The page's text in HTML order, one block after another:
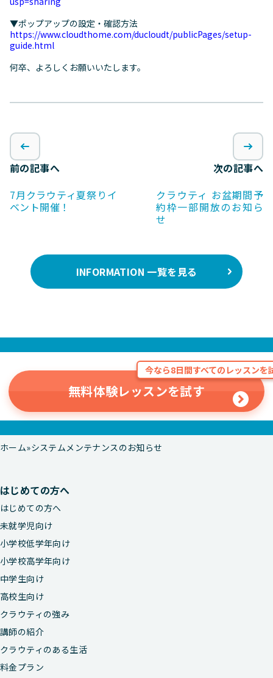
▼ポップアップの設定・確認方法
https://www.cloudthome.com/ducloudt/publicPages/setup-
guide.html
何卒、よろしくお願いいたします。
前の記事へ
7月クラウティ夏祭りイ
ベント開催！
次の記事へ
クラウティ お盆期間予
約枠一部開放のお知ら
せ
INFORMATION 一覧を見る
今なら8日間すべてのレッスンを
無料体験レッスンを試す
ホーム システムメンテナンスのお知らせ
はじめての方へ
はじめての方へ
未就学児向け
小学校低学年向け
小学校高学年向け
中学生向け
高校生向け
クラウティの強み
講師の紹介
クラウティのある生活
料金プラン